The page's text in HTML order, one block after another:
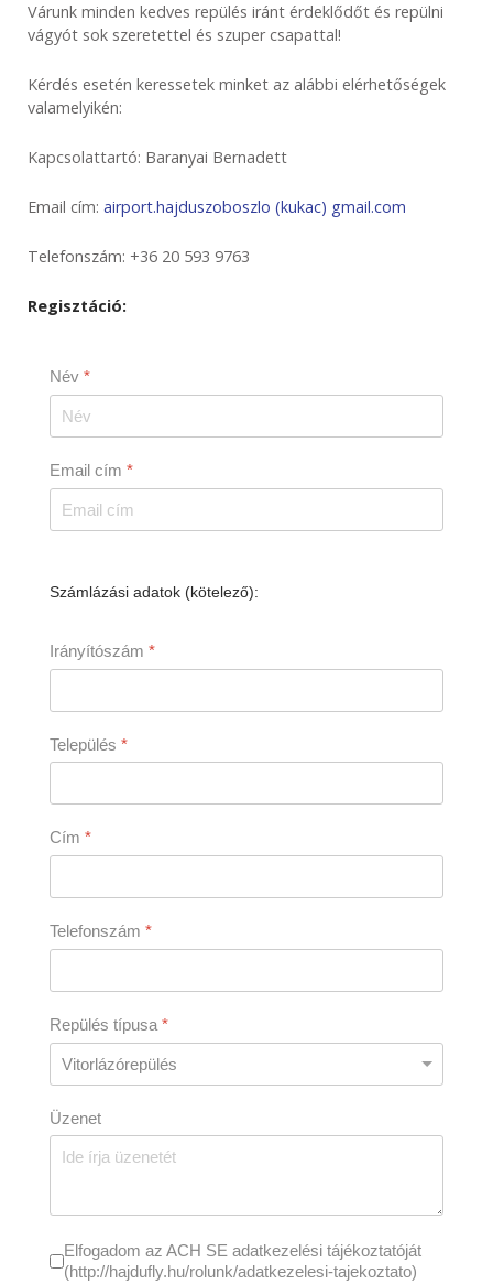
Várunk minden kedves repülés iránt érdeklődőt és repülni
vágyót sok szeretettel és szuper csapattal!
Kérdés esetén keressetek minket az alábbi elérhetőségek
valamelyikén:
Kapcsolattartó: Baranyai Bernadett
Email cím: airport.hajduszoboszlo (kukac) gmail.com
Telefonszám: +36 20 593 9763
Regisztáció:
Név *
Email cím *
Számlázási adatok (kötelező):
Irányítószám *
Település *
Cím *
Telefonszám *
Repülés típusa *
Üzenet
Elfogadom az ACH SE adatkezelési tájékoztatóját
(http://hajdufly.hu/rolunk/adatkezelesi-tajekoztato)